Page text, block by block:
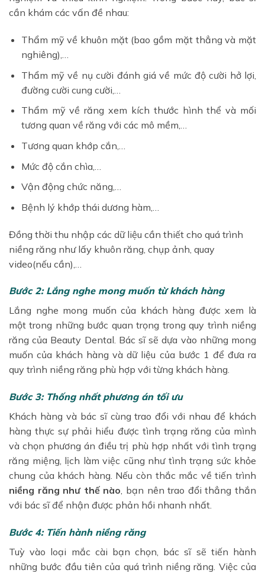
cần khám các vấn đề nhau:
Thẩm mỹ về khuôn mặt (bao gồm mặt thẳng và mặt
nghiêng),…
Thẩm mỹ về nụ cười đánh giá về mức độ cười hở lợi,
đường cười cung cười,…
Thẩm mỹ về răng xem kích thước hình thể và mối
tương quan về răng với các mô mềm,…
Tương quan khớp cắn,…
Mức độ cắn chìa,…
Vận động chức năng,…
Bệnh lý khớp thái dương hàm,…
Đồng thời thu nhập các dữ liệu cần thiết cho quá trình
niềng răng như lấy khuôn răng, chụp ảnh, quay
video(nếu cần),…
Bước 2: Lắng nghe mong muốn từ khách hàng
Lắng nghe mong muốn của khách hàng được xem là
một trong những bước quan trọng trong quy trình niềng
răng của Beauty Dental. Bác sĩ sẽ dựa vào những mong
muốn của khách hàng và dữ liệu của bước 1 để đưa ra
quy trình niềng răng phù hợp với từng khách hàng.
Bước 3: Thống nhất phương án tối ưu
Khách hàng và bác sĩ cùng trao đổi với nhau để khách
hàng thực sự phải hiểu được tình trạng răng của mình
và chọn phương án điều trị phù hợp nhất với tình trạng
răng miệng, lịch làm việc cũng như tình trạng sức khỏe
chung của khách hàng. Nếu còn thắc mắc về tiến trình
niềng răng như thế nào, bạn nên trao đổi thẳng thắn
với bác sĩ để nhận được phản hồi nhanh nhất.
Bước 4: Tiến hành niềng răng
Tuỳ vào loại mắc cài bạn chọn, bác sĩ sẽ tiến hành
những bước đầu tiên của quá trình niềng răng. Việc của